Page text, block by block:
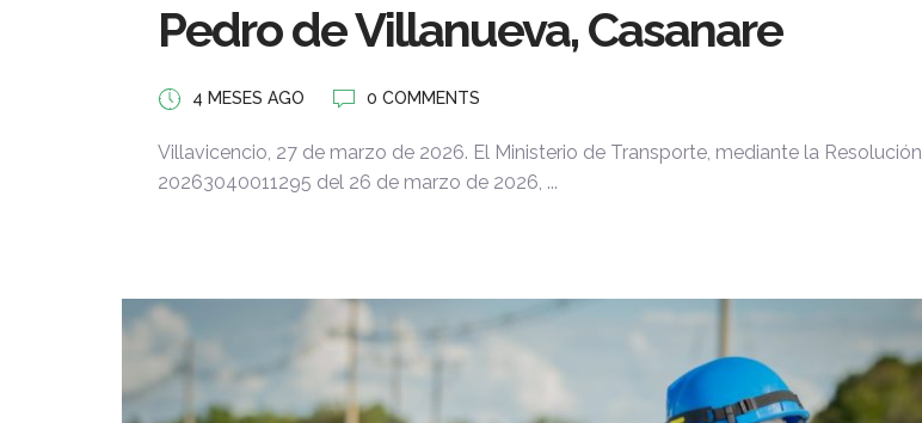
Pedro de Villanueva, Casanare
4 MESES AGO 0 COMMENTS
Villavicencio, 27 de marzo de 2026. El Ministerio de Transporte, mediante la Resolución
20263040011295 del 26 de marzo de 2026, ...